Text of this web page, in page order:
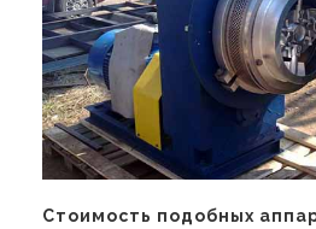
Стоимость подобных